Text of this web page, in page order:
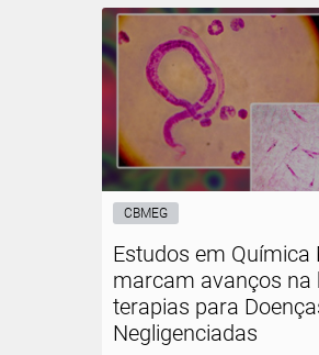
CBMEG
Estudos em Química
marcam avanços na
terapias para
Negligenciadas